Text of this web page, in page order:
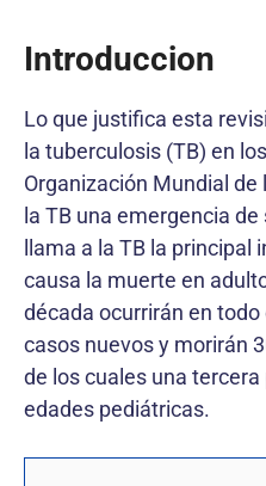
Introduccion
Lo que justifica esta
la tuberculosis (TB) en
Organización Mundial de
la TB una emergencia
llama a la TB la
causa la muerte en
década ocurrirán en
casos nuevos y morirán
de los cuales una
edades pediátricas.